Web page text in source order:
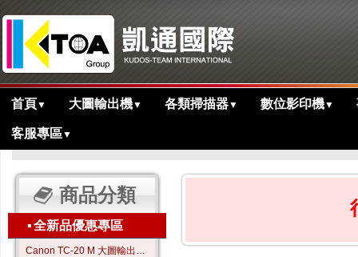
首頁▼ 大圖輸出機▼ 各類掃描器▼ 數位影印機▼
客服專區▼
主目錄
商品分類
▪全新品優惠專區
Canon TC-20 M 大圖輸出繪圖機